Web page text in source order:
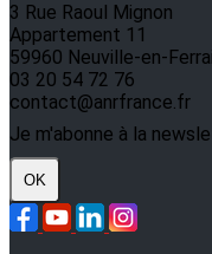
3 Rue Raoul Mignon
Appartement 11
59960 Neuville-en-
03 20 54 72 76
contact@anrfrance.fr
Je m'abonne à la
OK